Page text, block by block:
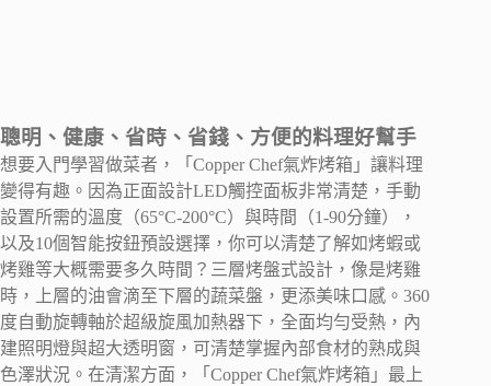
聰明、健康、省時、省錢、方便的料理好幫手
想要入門學習做菜者，「Copper Chef氣炸烤箱」讓料理
變得有趣。因為正面設計LED觸控面板非常清楚，手動
設置所需的溫度（65°C-200°C）與時間（1-90分鐘），
以及10個智能按鈕預設選擇，你可以清楚了解如烤蝦或
烤雞等大概需要多久時間？三層烤盤式設計，像是烤雞
時，上層的油會滴至下層的蔬菜盤，更添美味口感。360
度自動旋轉軸於超級旋風加熱器下，全面均勻受熱，內
建照明燈與超大透明窗，可清楚掌握內部食材的熟成與
色澤狀況。在清潔方面，「Copper Chef氣炸烤箱」最上